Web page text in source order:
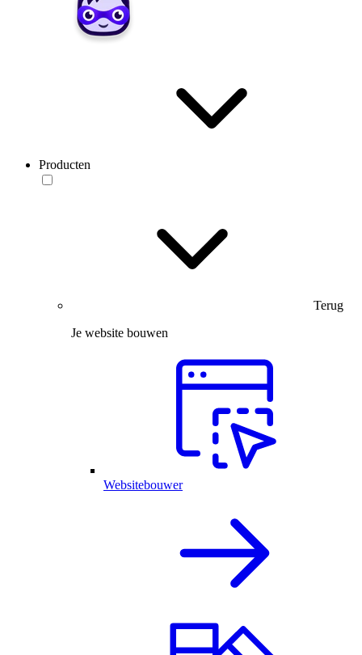
Producten
Terug
Je website bouwen
Websitebouwer